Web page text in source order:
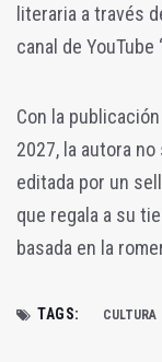
literaria a través
canal de
Con la publicación
2027, la autora
editada por un
que regala a su
basada en la
TAGS: CULTURA